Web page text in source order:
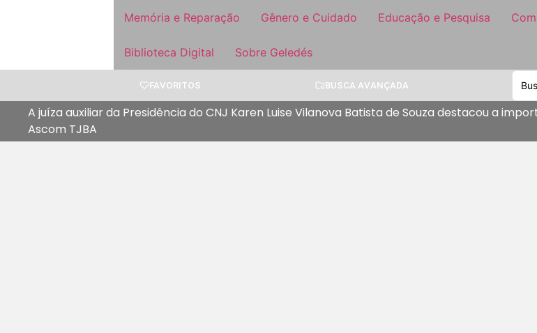
Memória e Reparação Gênero e Cuidado Educação e Pesquisa
Biblioteca Digital Sobre Geledés
FAVORITOS BUSCA AVANÇADA
A juíza auxiliar da Presidência do CNJ Karen Luise Vilanova Batista de Souza destacou a
Ascom TJBA